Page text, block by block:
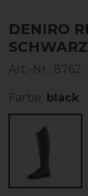
DENIRO
Art.-Nr.: 8762
Farbe: black